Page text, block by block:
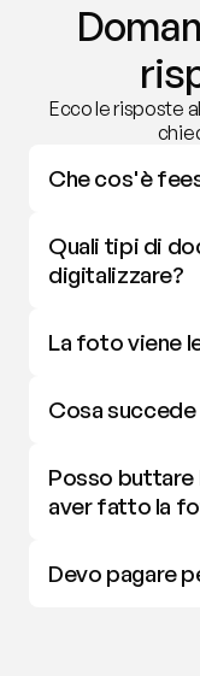
Ecco le risposte
Che cos'è
Quali tipi di
digitalizzare?
La foto viene
Cosa
Posso
aver fatto la
Devo pagare